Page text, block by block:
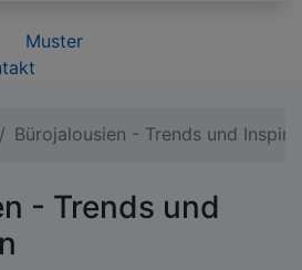
Muster
Bürojalousien - Trends und
- Trends und